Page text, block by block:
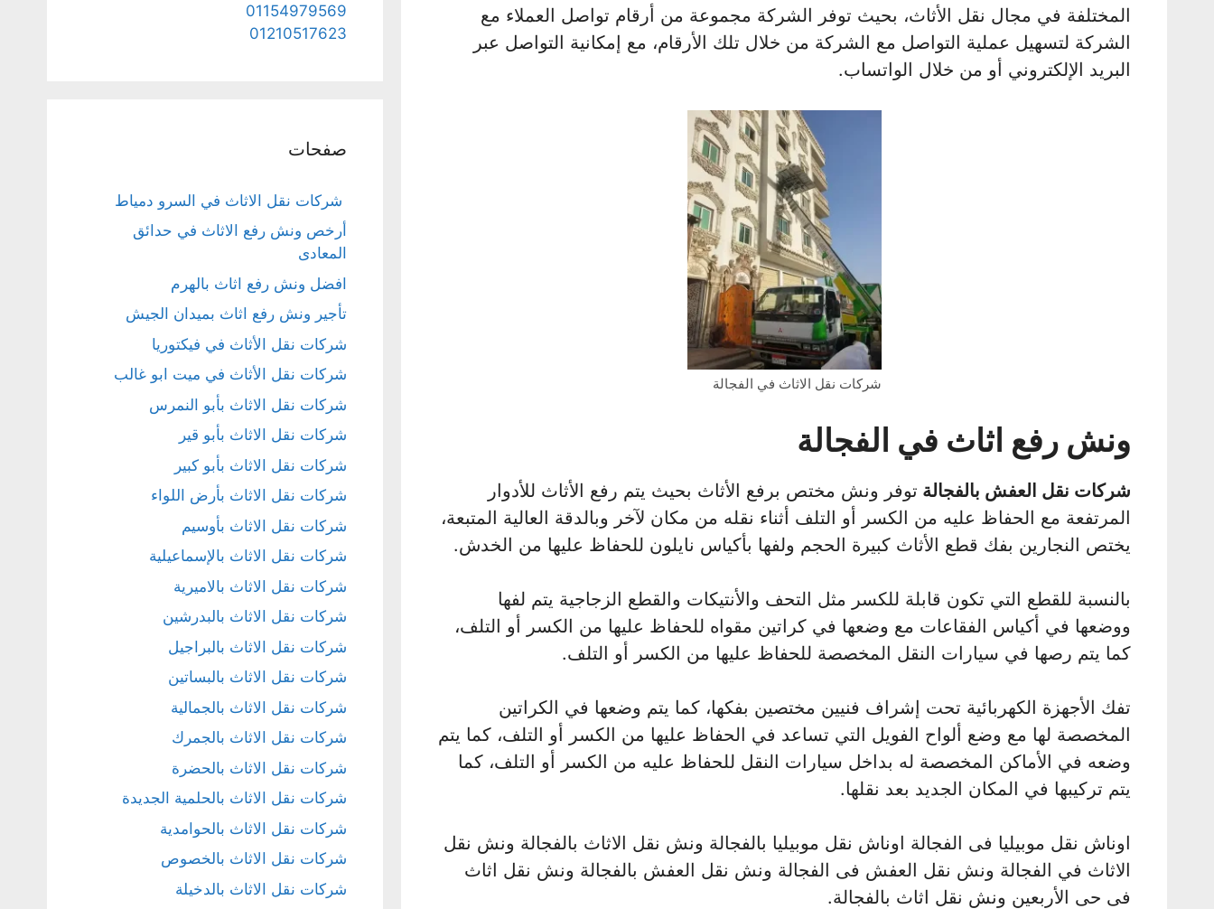
المختلفة في مجال نقل الأثاث، بحيث توفر الشركة مجموعة من أرقام تواصل العملاء مع
الشركة لتسهيل عملية التواصل مع الشركة من خلال تلك الأرقام، مع إمكانية التواصل عبر
البريد الإلكتروني أو من خلال الواتساب.
شركات نقل الاثاث في الفجالة
ونش رفع اثاث في الفجالة
شركات نقل العفش بالفجالة توفر ونش مختص برفع الأثاث بحيث يتم رفع الأثاث للأدوار
المرتفعة مع الحفاظ عليه من الكسر أو التلف أثناء نقله من مكان لآخر وبالدقة العالية المتبعة،
يختص النجارين بفك قطع الأثاث كبيرة الحجم ولفها بأكياس نايلون للحفاظ عليها من الخدش.
بالنسبة للقطع التي تكون قابلة للكسر مثل التحف والأنتيكات والقطع الزجاجية يتم لفها
ووضعها في أكياس الفقاعات مع وضعها في كراتين مقواه للحفاظ عليها من الكسر أو التلف،
كما يتم رصها في سيارات النقل المخصصة للحفاظ عليها من الكسر أو التلف.
تفك الأجهزة الكهربائية تحت إشراف فنيين مختصين بفكها، كما يتم وضعها في الكراتين
المخصصة لها مع وضع ألواح الفويل التي تساعد في الحفاظ عليها من الكسر أو التلف، كما يتم
وضعه في الأماكن المخصصة له بداخل سيارات النقل للحفاظ عليه من الكسر أو التلف، كما
يتم تركيبها في المكان الجديد بعد نقلها.
اوناش نقل موبيليا فى الفجالة اوناش نقل موبيليا بالفجالة ونش نقل الاثاث بالفجالة ونش نقل
الاثاث في الفجالة ونش نقل العفش فى الفجالة ونش نقل العفش بالفجالة ونش نقل اثاث
فى حى الأربعين ونش نقل اثاث بالفجالة.
01154979569
01210517623
صفحات
شركات نقل الاثاث في السرو دمياط
أرخص ونش رفع الاثاث في حدائق
المعادى
افضل ونش رفع اثاث بالهرم
تأجير ونش رفع اثاث بميدان الجيش
شركات نقل الأثاث في فيكتوريا
شركات نقل الأثاث في ميت ابو غالب
شركات نقل الاثاث بأبو النمرس
شركات نقل الاثاث بأبو قير
شركات نقل الاثاث بأبو كبير
شركات نقل الاثاث بأرض اللواء
شركات نقل الاثاث بأوسيم
شركات نقل الاثاث بالإسماعيلية
شركات نقل الاثاث بالاميرية
شركات نقل الاثاث بالبدرشين
شركات نقل الاثاث بالبراجيل
شركات نقل الاثاث بالبساتين
شركات نقل الاثاث بالجمالية
شركات نقل الاثاث بالجمرك
شركات نقل الاثاث بالحضرة
شركات نقل الاثاث بالحلمية الجديدة
شركات نقل الاثاث بالحوامدية
شركات نقل الاثاث بالخصوص
شركات نقل الاثاث بالدخيلة